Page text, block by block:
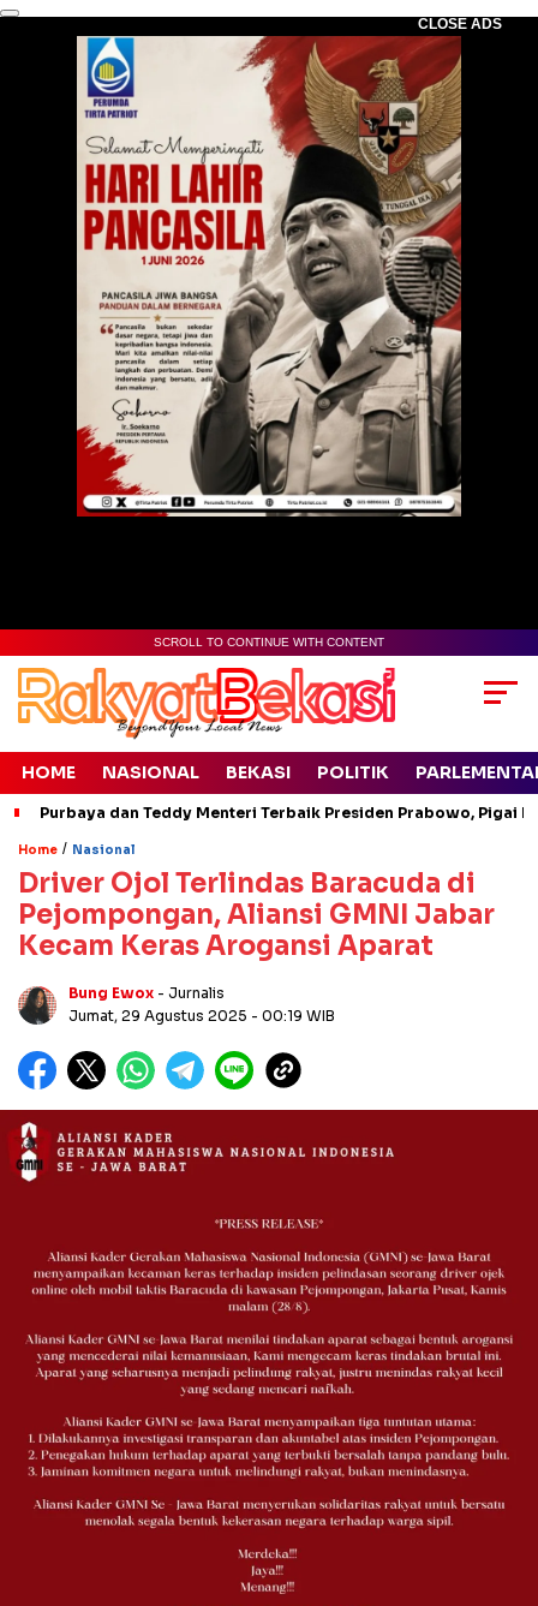
CLOSE ADS
SCROLL TO CONTINUE WITH CONTENT
HOME NASIONAL BEKASI POLITIK
Purbaya dan Teddy Menteri Terbaik Presiden Prabowo, Pigai
Home / Nasional
Driver Ojol Terlindas Baracuda di
Pejompongan, Aliansi GMNI Jabar
Kecam Keras Arogansi Aparat
Bung Ewox - Jurnalis
Jumat, 29 Agustus 2025 - 00:19 WIB